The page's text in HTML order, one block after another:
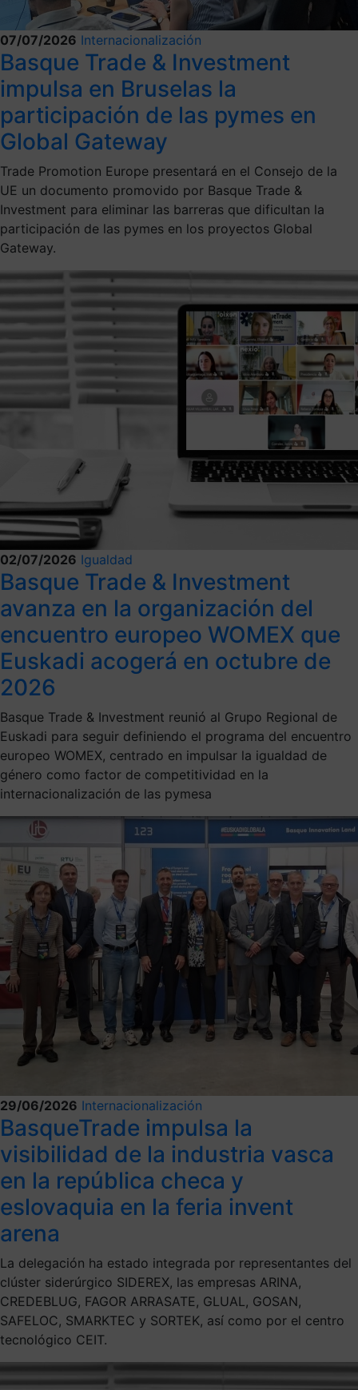
07/07/2026 Internacionalización
Basque Trade & Investment
impulsa en Bruselas la
participación de las pymes en
Global Gateway
Trade Promotion Europe presentará en el Consejo de la
UE un documento promovido por Basque Trade &
Investment para eliminar las barreras que dificultan la
participación de las pymes en los proyectos Global
Gateway.
02/07/2026 Igualdad
Basque Trade & Investment
avanza en la organización del
encuentro europeo WOMEX que
Euskadi acogerá en octubre de
2026
Basque Trade & Investment reunió al Grupo Regional de
Euskadi para seguir definiendo el programa del encuentro
europeo WOMEX, centrado en impulsar la igualdad de
género como factor de competitividad en la
internacionalización de las pymesa
29/06/2026 Internacionalización
BasqueTrade impulsa la
visibilidad de la industria vasca
en la república checa y
eslovaquia en la feria invent
arena
La delegación ha estado integrada por representantes del
clúster siderúrgico SIDEREX, las empresas ARINA,
CREDEBLUG, FAGOR ARRASATE, GLUAL, GOSAN,
SAFELOC, SMARKTEC y SORTEK, así como por el centro
tecnológico CEIT.